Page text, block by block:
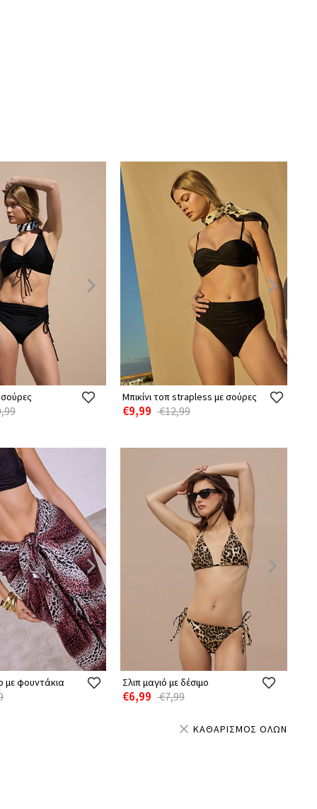
σούρες Μπικίνι τοπ strapless με σούρες
€9,99 €12,99
με φουντάκια Σλιπ μαγιό με δέσιμο
€6,99 €7,99
ΚΑΘΑΡΙΣΜΟΣ ΟΛΩΝ